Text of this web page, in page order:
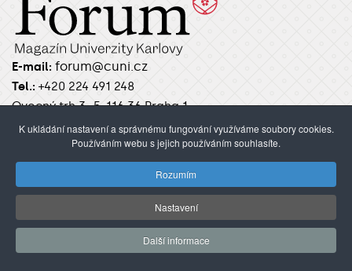
E-mail: forum@cuni.cz
Tel.: +420 224 491 248
Ovocný trh 3–5, 116 36 Praha 1
Kontakty / Redakce
Pokyny pro autory
Úvod Aktuality Věda Studenti
Academia
K ukládání nastavení a správnému fungování využíváme soubory cookies.
Používáním webu s jejich používáním souhlasíte.
Rozumím
Nastavení
Další informace